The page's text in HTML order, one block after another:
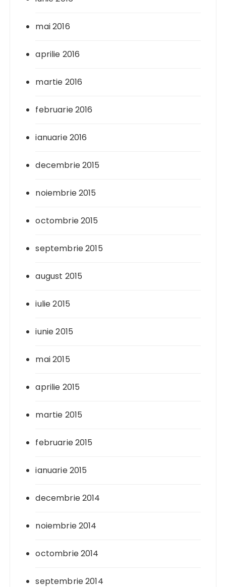
mai 2016
aprilie 2016
martie 2016
februarie 2016
ianuarie 2016
decembrie 2015
noiembrie 2015
octombrie 2015
septembrie 2015
august 2015
iulie 2015
iunie 2015
mai 2015
aprilie 2015
martie 2015
februarie 2015
ianuarie 2015
decembrie 2014
noiembrie 2014
octombrie 2014
septembrie 2014